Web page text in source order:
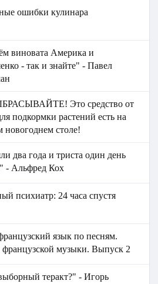
ошибки кулинара
виновата Америка и
- так и знайте" - Павел
Это средство от
подкормки растений есть на
новогоднем столе!
два года и триста один день
- Альфред Кох
психиатр: 24 часа спустя
язык по песням.
французской музыки. Выпуск 2
теракт?" - Игорь